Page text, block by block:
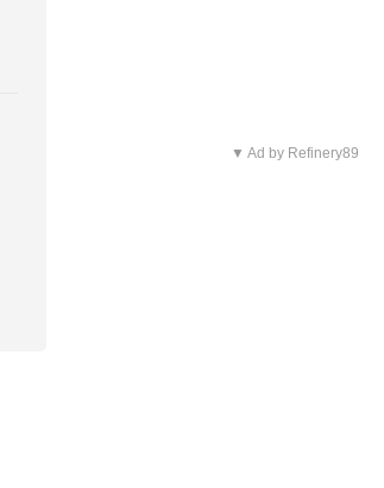
▼ Ad by Refinery89